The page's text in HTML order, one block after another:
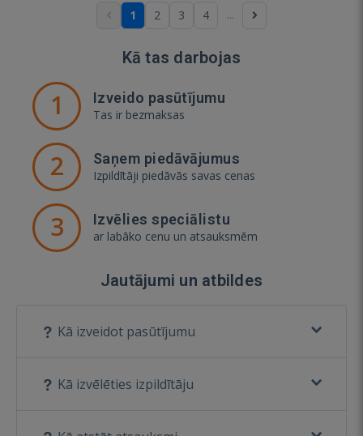
1 2 3 4 ...
Kā tas darbojas
1 Izveido pasūtījumu
Tas ir bezmaksas
2 Saņem piedāvājumus
Izpildītāji piedāvās savas cenas
3 Izvēlies speciālistu
ar labāko cenu un atsauksmēm
Jautājumi un atbildes
Kā izveidot pasūtījumu
Kā izvēlēties izpildītāju